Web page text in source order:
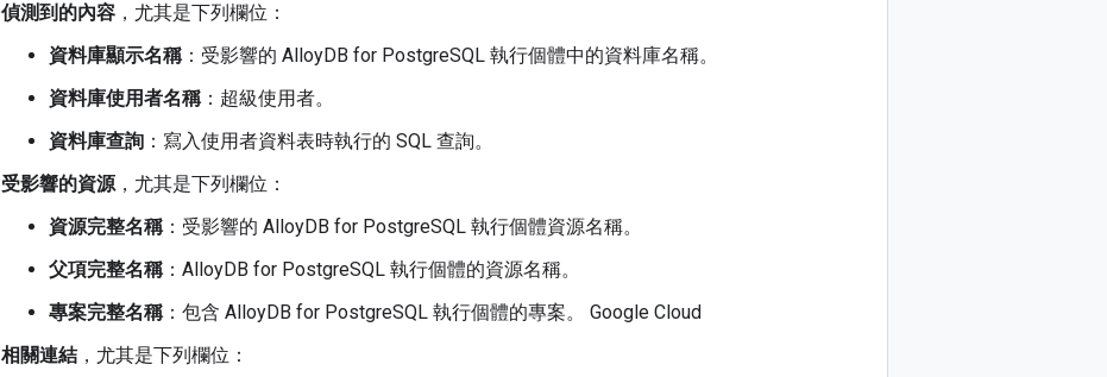
偵測到的內容 ，尤其是下列欄位：
資料庫顯示名稱：受影響的 AlloyDB for PostgreSQL 執行個體中的資料庫名稱。
資料庫使用者名稱：超級使用者。
資料庫查詢 ：寫入使用者資料表時執行的 SQL 查詢。
受影響的資源，尤其是下列欄位：
資源完整名稱：受影響的 AlloyDB for PostgreSQL 執行個體資源名稱。
父項完整名稱：AlloyDB for PostgreSQL 執行個體的資源名稱。
專案完整名稱：包含 AlloyDB for PostgreSQL 執行個體的專案。 Google Cloud
相關連結 ，尤其是下列欄位：